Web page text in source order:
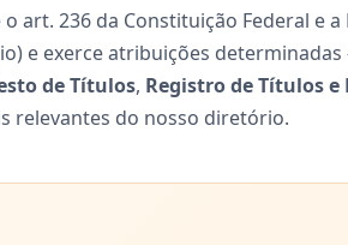
236 da Constituição Federal e a
e exerce atribuições
de Títulos, Registro de Títulos
relevantes do nosso diretório.